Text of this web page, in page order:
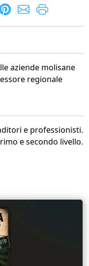
aziende molisane
regionale
e professionisti.
e secondo livello.